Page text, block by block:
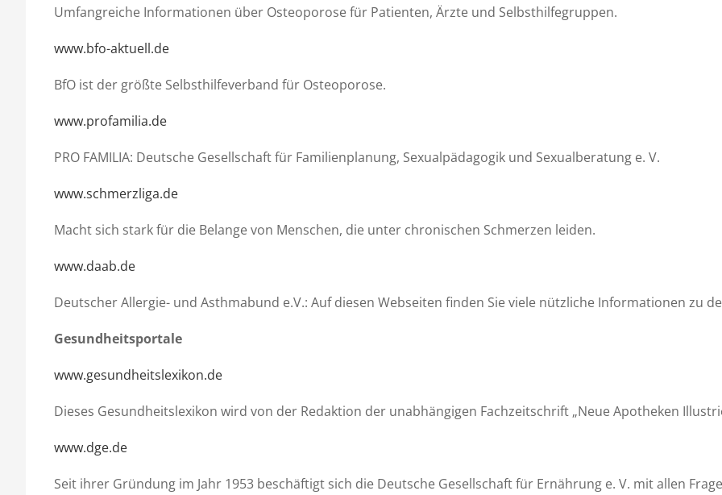
Umfangreiche Informationen über Osteoporose für Patienten, Ärzte und Selbsthilfegruppen.
www.bfo-aktuell.de
BfO ist der größte Selbsthilfeverband für Osteoporose.
www.profamilia.de
PRO FAMILIA: Deutsche Gesellschaft für Familienplanung, Sexualpädagogik und Sexualberatung e. V.
www.schmerzliga.de
Macht sich stark für die Belange von Menschen, die unter chronischen Schmerzen leiden.
www.daab.de
Deutscher Allergie- und Asthmabund e.V.: Auf diesen Webseiten finden Sie viele nützliche Informationen zu
Gesundheitsportale
www.gesundheitslexikon.de
Dieses Gesundheitslexikon wird von der Redaktion der unabhängigen Fachzeitschrift „Neue Apotheken
www.dge.de
Seit ihrer Gründung im Jahr 1953 beschäftigt sich die Deutsche Gesellschaft für Ernährung e. V. mit allen